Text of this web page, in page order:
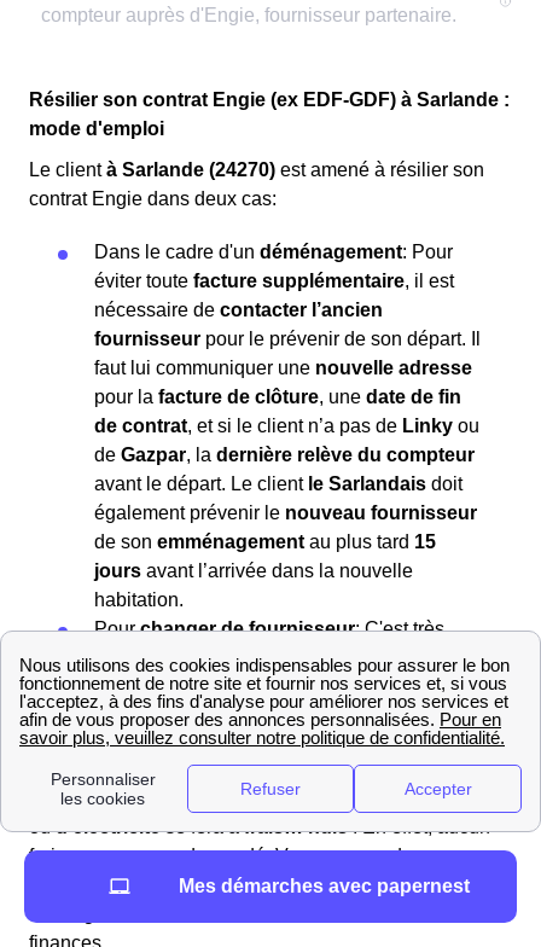
Résilier son contrat Engie (ex EDF-GDF) à Sarlande :
mode d'emploi
Le clientà Sarlande (24270) est amené à résilier son
contrat Engie dans deux cas:
Dans le cadre d'un déménagement: Pour
éviter toute facture supplémentaire, il est
nécessaire de contacter l’ancien
fournisseur pour le prévenir de son départ. Il
faut lui communiquer une nouvelle adresse
pour la facture de clôture, une date de fin
de contrat, et si le client n’a pas de Linky ou
de Gazpar, la dernière relève du compteur
avant le départ. Le client le Sarlandais doit
également prévenir le nouveau fournisseur
de son emménagement au plus tard 15
jours avant l’arrivée dans la nouvelle
habitation.
Pourchanger de fournisseur: C'est très
simple : lors de la souscription, le nouveau
fournisseur se charge de contacter l'ancien
fournisseur et de gérer la résiliation pour
vous.
Si vous êtes un particulier,résilier votre contrat de gaz
oud’électricitése fera àfrais… nuls! En effet, aucun
frais ne vous sera demandé. Vous pouvez donc
déménager ou effectuer un changement de fournisseur
Mes démarches avec papernest